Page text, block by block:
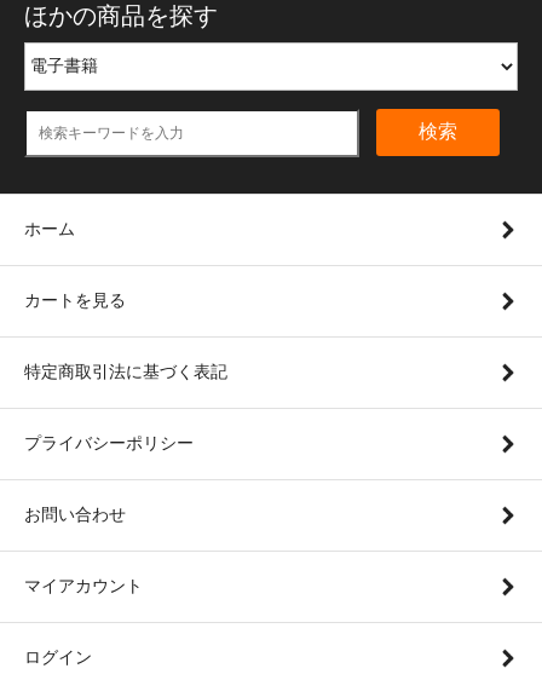
ほかの商品を探す
検索
ホーム
カートを見る
特定商取引法に基づく表記
プライバシーポリシー
お問い合わせ
マイアカウント
ログイン